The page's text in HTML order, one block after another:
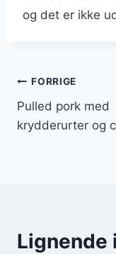
og det er ikke
FORRIGE
Pulled pork med
krydderurter og